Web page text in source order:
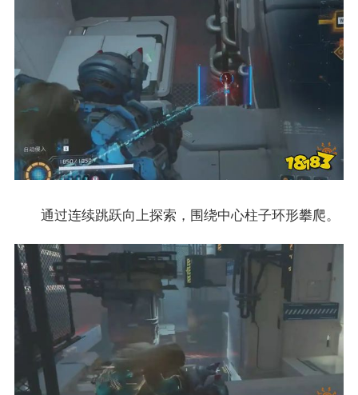
通过连续跳跃向上探索，围绕中心柱子环形攀爬。